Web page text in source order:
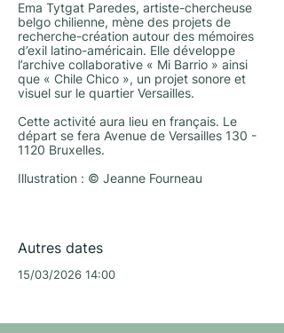
Ema Tytgat Paredes, artiste-chercheuse
belgo chilienne, mène des projets de
recherche-création autour des mémoires
d’exil latino-américain. Elle développe
l’archive collaborative « Mi Barrio » ainsi
que « Chile Chico », un projet sonore et
visuel sur le quartier Versailles.
Cette activité aura lieu en français. Le
départ se fera Avenue de Versailles 130 -
1120 Bruxelles.
Illustration : © Jeanne Fourneau
Autres dates
15/03/2026 14:00